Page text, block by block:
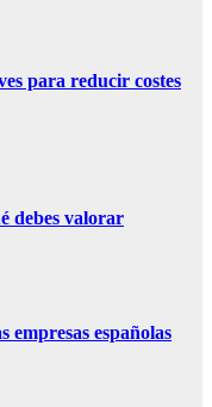
para reducir costes
debes valorar
empresas españolas